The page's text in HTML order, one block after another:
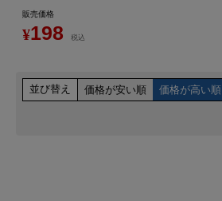
販売価格
¥198 税込
並び替え 価格が安い順 価格が高い順